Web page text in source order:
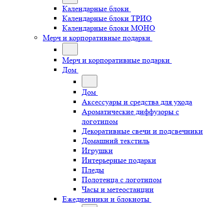
Календарные блоки
Календарные блоки ТРИО
Календарные блоки МОНО
Мерч и корпоративные подарки
Мерч и корпоративные подарки
Дом
Дом
Аксессуары и средства для ухода
Ароматические диффузоры с
логотипом
Декоративные свечи и подсвечники
Домашний текстиль
Игрушки
Интерьерные подарки
Пледы
Полотенца с логотипом
Часы и метеостанции
Ежедневники и блокноты